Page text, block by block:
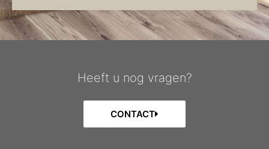
Heeft u nog vragen?
CONTACT